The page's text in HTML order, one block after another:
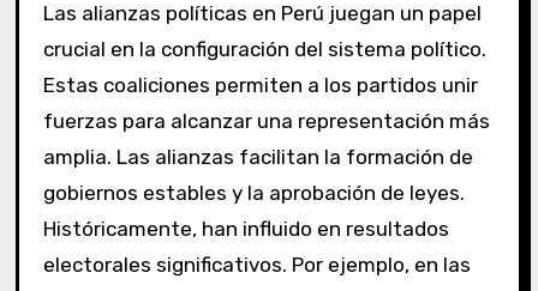
Las alianzas políticas en Perú juegan un papel
crucial en la configuración del sistema político.
Estas coaliciones permiten a los partidos unir
fuerzas para alcanzar una representación más
amplia. Las alianzas facilitan la formación de
gobiernos estables y la aprobación de leyes.
Históricamente, han influido en resultados
electorales significativos. Por ejemplo, en las